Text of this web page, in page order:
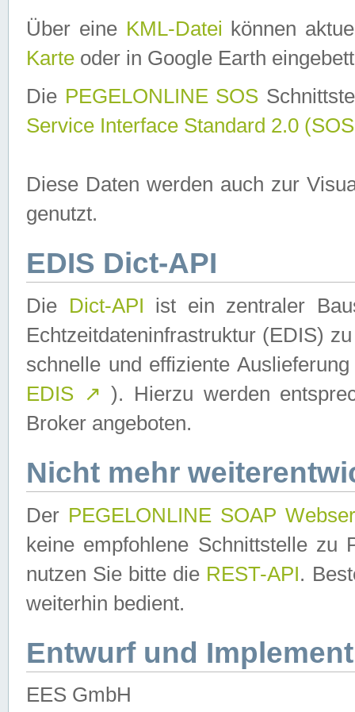
Über eine KML-Datei können
Karte oder in Google Earth
Die PEGELONLINE SOS
Service Interface Standard 2.0
Diese Daten werden auch zur
genutzt.
EDIS Dict-API
Die Dict-API ist ein zentraler
Echtzeitdateninfrastruktur (EDIS)
schnelle und effiziente
EDIS ↗ ). Hierzu werden
Broker angeboten.
Nicht mehr
Der PEGELONLINE SOAP
keine empfohlene Schnittstelle zu
nutzen Sie bitte die REST-API.
weiterhin bedient.
Entwurf und
EES GmbH